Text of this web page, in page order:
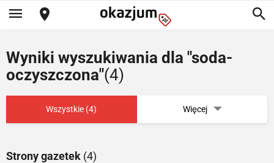
Wyniki wyszukiwania dla "soda-
oczyszczona"(4)
Wszystkie (4) Więcej
Strony gazetek (4)